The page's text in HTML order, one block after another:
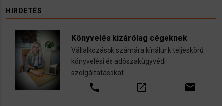
HIRDETÉS
Könyvelés kizárólag cégeknek
Vállalkozások számára kínálunk teljeskörű
könyvelési és adószakügyvédi
szolgáltatásokat
call open_in_new email